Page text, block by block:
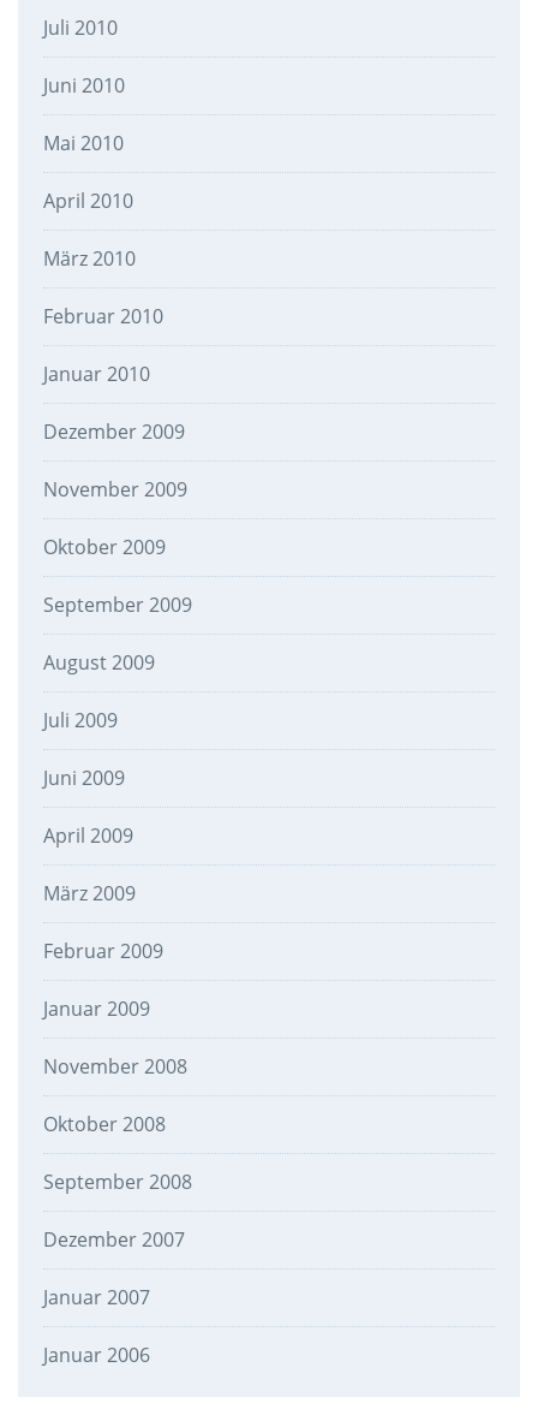
Juli 2010
Juni 2010
Mai 2010
April 2010
März 2010
Februar 2010
Januar 2010
Dezember 2009
November 2009
Oktober 2009
September 2009
August 2009
Juli 2009
Juni 2009
April 2009
März 2009
Februar 2009
Januar 2009
November 2008
Oktober 2008
September 2008
Dezember 2007
Januar 2007
Januar 2006